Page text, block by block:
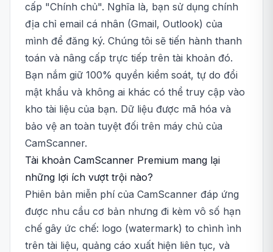
cấp "Chính chủ". Nghĩa là, bạn sử dụng chính
địa chỉ email cá nhân (Gmail, Outlook) của
mình để đăng ký. Chúng tôi sẽ tiến hành thanh
toán và nâng cấp trực tiếp trên tài khoản đó.
Bạn nắm giữ 100% quyền kiểm soát, tự do đổi
mật khẩu và không ai khác có thể truy cập vào
kho tài liệu của bạn. Dữ liệu được mã hóa và
bảo vệ an toàn tuyệt đối trên máy chủ của
CamScanner.
Tài khoản CamScanner Premium mang lại
những lợi ích vượt trội nào?
Phiên bản miễn phí của CamScanner đáp ứng
được nhu cầu cơ bản nhưng đi kèm vô số hạn
chế gây ức chế: logo (watermark) to chình ình
trên tài liệu, quảng cáo xuất hiện liên tục, và